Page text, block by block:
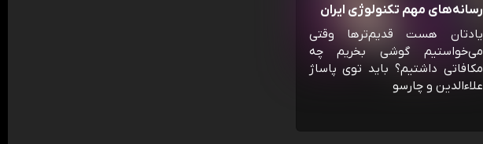
رسانه‌‌های مهم تکنولوژی ایران
یادتان هست قدیم‌ترها وقتی
می‌خواستیم گوشی بخریم چه
مکافاتی داشتیم؟ باید توی پاساژ
علاءالدین و چارسو